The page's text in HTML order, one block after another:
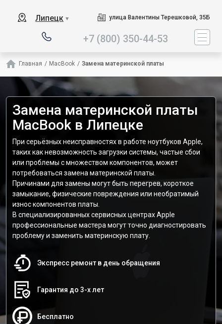
Липецк ▼ улица Валентины Терешковой, 35Б
+7 (800) 350-44-53
Главная / MacBook / Замена материнской платы
Замена материнской платы
MacBook в Липецке
При серьёзных неисправностях в работе ноутбуков Apple,
таких как невозможность загрузки системы, частые сбои
или проблемы с множеством компонентов, может
потребоваться замена материнской платы.
Причинами для замены могут быть перегрев, короткое
замыкание, физические повреждения или необратимый
износ компонентов платы.
В специализированных сервисных центрах Apple
профессиональные мастера могут точно диагностировать
проблему и заменить материнскую плату.
Экспресс ремонт в день обращения
Гарантия до 3-х лет
Бесплатно